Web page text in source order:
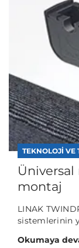
TEKNOLOJI VE
montaj
LINAK
sistemlerinin
Okumaya